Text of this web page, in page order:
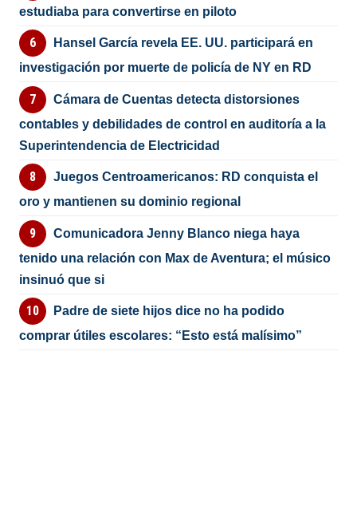
estudiaba para convertirse en piloto
Hansel García revela EE. UU. participará en
investigación por muerte de policía de NY en RD
Cámara de Cuentas detecta distorsiones
contables y debilidades de control en auditoría a la
Superintendencia de Electricidad
Juegos Centroamericanos: RD conquista el
oro y mantienen su dominio regional
Comunicadora Jenny Blanco niega haya
tenido una relación con Max de Aventura; el músico
insinuó que si
Padre de siete hijos dice no ha podido
comprar útiles escolares: “Esto está malísimo”